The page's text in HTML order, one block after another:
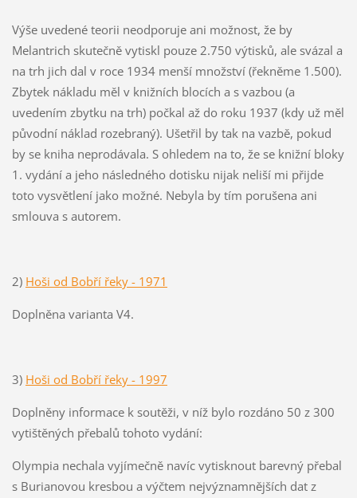
Výše uvedené teorii neodporuje ani možnost, že by
Melantrich skutečně vytiskl pouze 2.750 výtisků, ale svázal a
na trh jich dal v roce 1934 menší množství (řekněme 1.500).
Zbytek nákladu měl v knižních blocích a s vazbou (a
uvedením zbytku na trh) počkal až do roku 1937 (kdy už měl
původní náklad rozebraný). Ušetřil by tak na vazbě, pokud
by se kniha neprodávala. S ohledem na to, že se knižní bloky
1. vydání a jeho následného dotisku nijak neliší mi přijde
toto vysvětlení jako možné. Nebyla by tím porušena ani
smlouva s autorem.
2) Hoši od Bobří řeky - 1971
Doplněna varianta V4.
3) Hoši od Bobří řeky - 1997
Doplněny informace k soutěži, v níž bylo rozdáno 50 z 300
vytištěných přebalů tohoto vydání:
Olympia nechala vyjímečně navíc vytisknout barevný přebal
s Burianovou kresbou a výčtem nejvýznamnějších dat z